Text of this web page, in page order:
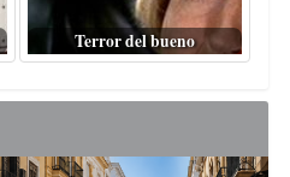
Terror del bueno